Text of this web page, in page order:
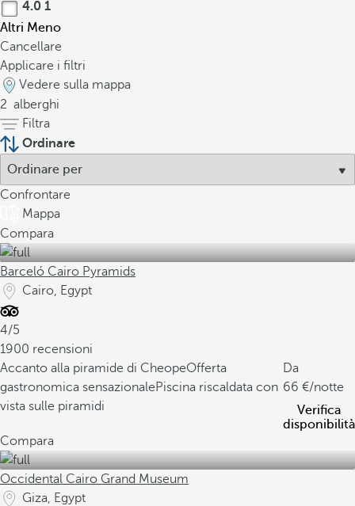
4.0 1
Altri Meno
Cancellare
Applicare i filtri
Vedere sulla mappa
2 alberghi
Filtra
Ordinare
Confrontare
Mappa
Compara
Barceló Cairo Pyramids
Cairo, Egypt
4/5
1900 recensioni
Accanto alla piramide di CheopeOfferta
gastronomica sensazionalePiscina riscaldata con
vista sulle piramidi
Da
66
/notte
Verifica
disponibilità
Compara
Occidental Cairo Grand Museum
Giza, Egypt